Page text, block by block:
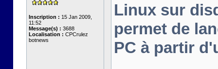
Inscription : 15 Jan 2009,
11:52
Message(s) : 3688
Localisation : CPCrulez
botnews
Linux sur
permet de
PC à partir